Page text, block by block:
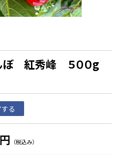
んぼ 紅秀峰 ５００g
る
（税込み）